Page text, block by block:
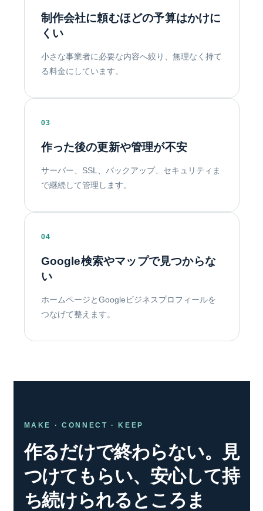
制作会社に頼むほどの予算はかけに
くい
小さな事業者に必要な内容へ絞り、無理なく持て
る料金にしています。
03
作った後の更新や管理が不安
サーバー、SSL、バックアップ、セキュリティま
で継続して管理します。
04
Google検索やマップで見つからな
い
ホームページとGoogleビジネスプロフィールを
つなげて整えます。
MAKE · CONNECT · KEEP
作るだけで終わらない。
見
つけてもらい、安心して持
ち続けられるところま